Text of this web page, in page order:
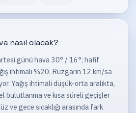
nasıl olacak?
günü hava 30° / 16°; hafif
ihtimali %20. Rüzgarın 12 km/sa
Yağış ihtimali düşük-orta aralıkta,
bulutlanma ve kısa süreli geçişler
ve gece sıcaklığı arasında fark